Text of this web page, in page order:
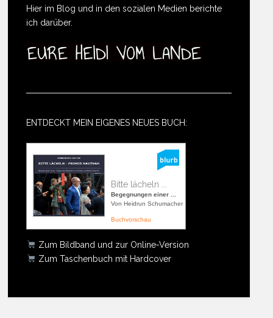
Hier im Blog und in den sozialen Medien berichte
ich darüber.
ENTDECKT MEIN EIGENES NEUES BUCH:
Bitte lächeln ...
Begegnungen einer ...
Von Heidrun Schumacher
Buchvorschau
Zum Bildband und zur Online-Version
Zum Taschenbuch mit Hardcover